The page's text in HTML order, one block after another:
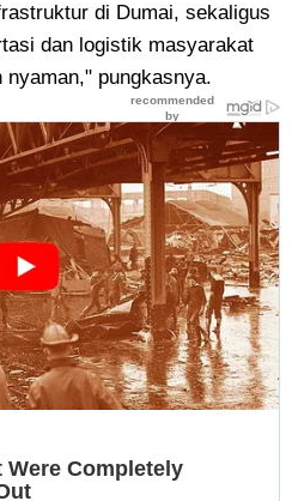
di Dumai, sekaligus
dan logistik masyarakat
nyaman," pungkasnya.